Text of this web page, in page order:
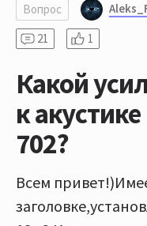
Вопрос
21
1
Какой
к
702?
Всем